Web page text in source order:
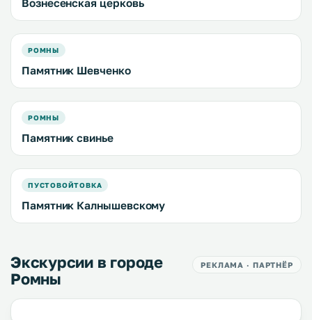
Вознесенская церковь
РОМНЫ
Памятник Шевченко
РОМНЫ
Памятник свинье
ПУСТОВОЙТОВКА
Памятник Калнышевскому
Экскурсии в городе
Ромны
РЕКЛАМА · ПАРТНЁР